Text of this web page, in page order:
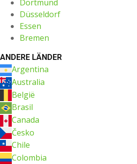
Dortmund
Düsseldorf
Essen
Bremen
ANDERE LÄNDER
Argentina
Australia
België
Brasil
Canada
Česko
Chile
Colombia